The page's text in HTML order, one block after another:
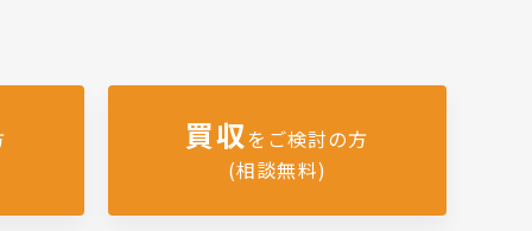
買収をご検討の方
(相談無料)